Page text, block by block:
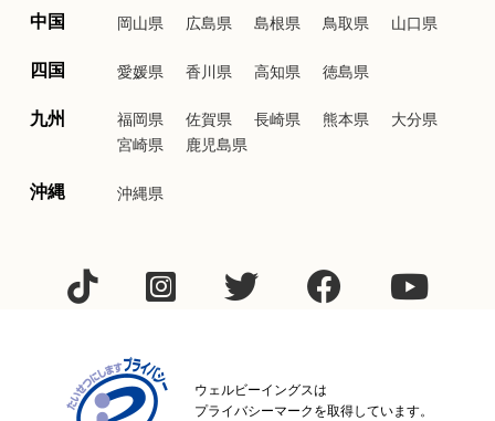
中国 岡山県 広島県 島根県 鳥取県 山口県
四国 愛媛県 香川県 高知県 徳島県
九州 福岡県 佐賀県 長崎県 熊本県
大分県
宮崎県
鹿児島県
沖縄 沖縄県
ウェルビーイングスは
プライバシーマークを取得しています。